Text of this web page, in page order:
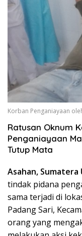
Korban Penganiayaan
Ratusan Oknum
Penganiayaan
Tutup Mata
Asahan,
tindak pidana
sama terjadi di
Padang Sari,
orang yang